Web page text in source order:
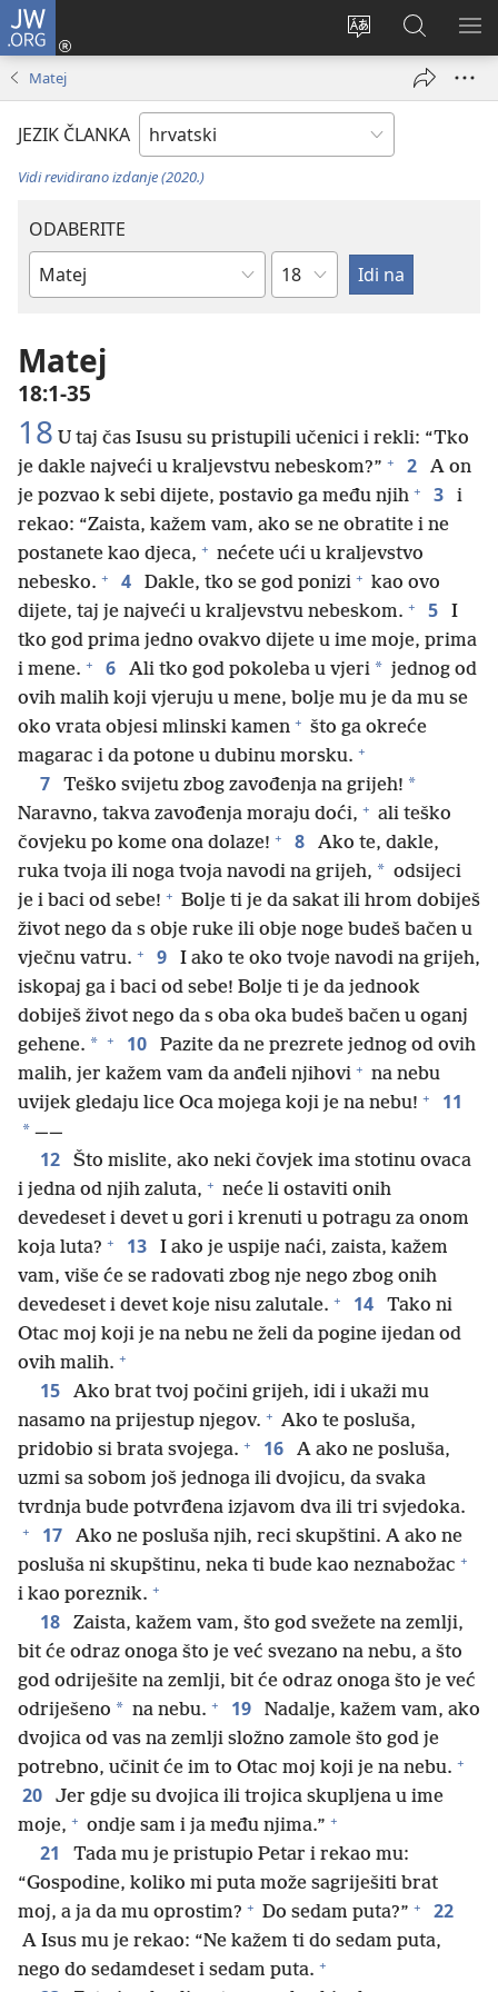
JW.ORG
Promijeni
Prijava
(otvara
prozor)
JW.ORG
|
Pretraga
Matej
JEZIK ČLANKA
Vidi revidirano izdanje (2020.)
ODABERITE
Biblijska
Poglavlje
Matej
18:1-35
18 U taj čas Isusu su pristupili učenici i rekli: “Tko
je dakle najveći u kraljevstvu nebeskom?” + 2
A on
je pozvao k sebi dijete, postavio ga među njih + 3
i
rekao: “Zaista, kažem vam, ako se ne obratite i ne
postanete kao djeca, + nećete ući u kraljevstvo
nebesko. + 4 Dakle, tko se god ponizi + kao ovo
dijete, taj je najveći u kraljevstvu nebeskom. + 5
I
tko god prima jedno ovakvo dijete u ime moje, prima
i mene. + 6 Ali tko god pokoleba u vjeri * jednog od
ovih malih koji vjeruju u mene, bolje mu je da mu se
oko vrata objesi mlinski kamen + što ga okreće
magarac i da potone u dubinu morsku. +
7 Teško svijetu zbog zavođenja na grijeh! *
Naravno, takva zavođenja moraju doći, + ali teško
čovjeku po kome ona dolaze! + 8
Ako te, dakle,
ruka tvoja ili noga tvoja navodi na grijeh, * odsijeci
je i baci od sebe! + Bolje ti je da sakat ili hrom dobiješ
život nego da s obje ruke ili obje noge budeš bačen u
vječnu vatru. + 9
I ako te oko tvoje navodi na grijeh,
iskopaj ga i baci od sebe! Bolje ti je da jednook
dobiješ život nego da s oba oka budeš bačen u oganj
gehene. * + 10
Pazite da ne prezrete jednog od ovih
malih, jer kažem vam da anđeli njihovi + na nebu
uvijek gledaju lice Oca mojega koji je na nebu! + 11
* ——
12
Što mislite, ako neki čovjek ima stotinu ovaca
i jedna od njih zaluta, + neće li ostaviti onih
devedeset i devet u gori i krenuti u potragu za onom
koja luta? + 13
I ako je uspije naći, zaista, kažem
vam, više će se radovati zbog nje nego zbog onih
devedeset i devet koje nisu zalutale. + 14
Tako ni
Otac moj koji je na nebu ne želi da pogine ijedan od
ovih malih. +
15
Ako brat tvoj počini grijeh, idi i ukaži mu
nasamo na prijestup njegov. + Ako te posluša,
pridobio si brata svojega. + 16
A ako ne posluša,
uzmi sa sobom još jednoga ili dvojicu, da svaka
tvrdnja bude potvrđena izjavom dva ili tri svjedoka.
+ 17
Ako ne posluša njih, reci skupštini. A ako ne
posluša ni skupštinu, neka ti bude kao neznabožac +
i kao poreznik. +
18
Zaista, kažem vam, što god svežete na zemlji,
bit će odraz onoga što je već svezano na nebu, a što
god odriješite na zemlji, bit će odraz onoga što je već
odriješeno * na nebu. + 19
Nadalje, kažem vam, ako
dvojica od vas na zemlji složno zamole što god je
potrebno, učinit će im to Otac moj koji je na nebu. +
20
Jer gdje su dvojica ili trojica skupljena u ime
moje, + ondje sam i ja među njima.” +
21
Tada mu je pristupio Petar i rekao mu:
“Gospodine, koliko mi puta može sagriješiti brat
moj, a ja da mu oprostim? + Do sedam puta?” + 22
A Isus mu je rekao: “Ne kažem ti do sedam puta,
nego do sedamdeset i sedam puta. +